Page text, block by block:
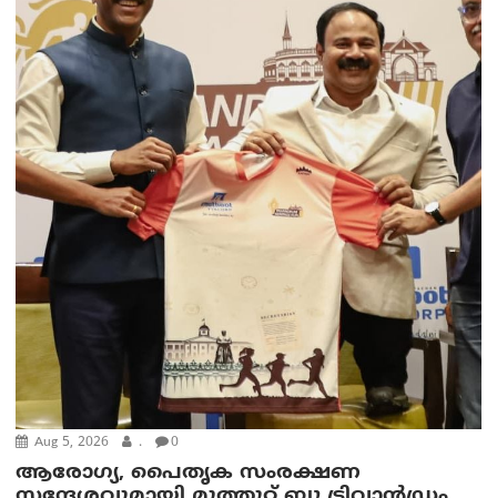
Aug 5, 2026 . 0
ആരോഗ്യ, പൈതൃക സംരക്ഷണ